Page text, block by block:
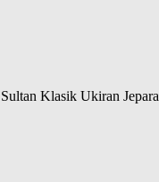
Klasik Ukiran Jepara